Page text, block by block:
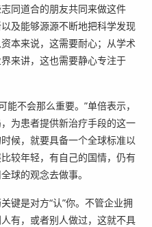
同道合的朋友共同来做这件
及能够源源不断地把科学发现
本来说，这需要耐心；从学术
来讲，这也需要静心专注于
能不会那么重要。”单倍表示，
为患者提供新治疗手段的这一
候，就要具备一个全球标准以
较年轻，有自己的国情，仍有
球的观念去做事。
键是对方“认”你。不管企业拥
有，或者别人做过，这就不具